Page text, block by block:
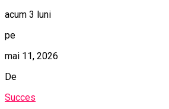
acum 3 luni
pe
mai 11, 2026
De
Succes